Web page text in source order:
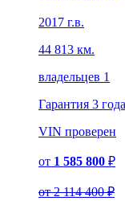
2017 г.в.
44 813 км.
владельцев 1
Гарантия 3 года
VIN проверен
от 1 585 800 ₽
от2 114 400 ₽